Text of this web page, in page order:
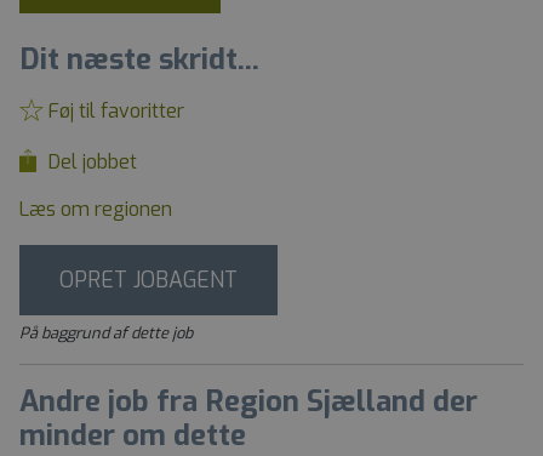
Dit næste skridt...
Føj til favoritter
Del jobbet
Læs om regionen
OPRET JOBAGENT
På baggrund af dette job
Andre job fra Region Sjælland der
minder om dette